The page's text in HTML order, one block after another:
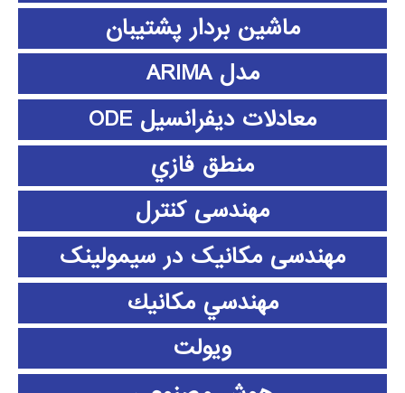
ماشین بردار پشتیبان
مدل ARIMA
معادلات دیفرانسیل ODE
منطق فازي
مهندسی کنترل
مهندسی مکانیک در سیمولینک
مهندسي مكانيك
ویولت